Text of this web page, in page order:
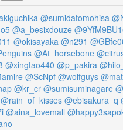
@sumidatomohisa
@a_besixdouze
@okisayaka @n291
@At_horsebone
@xingtao440 @p_pakira
@ScNpf @wolfguys
@kr_cr @sumisuminagare
@rain_of_kisses @ebisakura_q
@aina_lovemall